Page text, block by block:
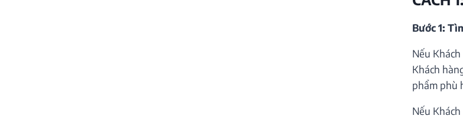
Bước 1:
Nếu
Khách
phẩm phù
Nếu